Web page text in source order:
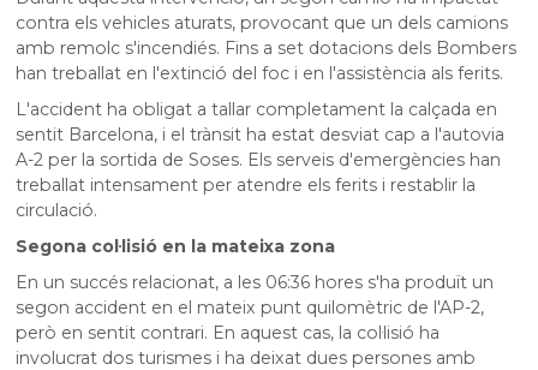
contra els vehicles aturats, provocant que un dels camions
amb remolc s'incendiés. Fins a set dotacions dels Bombers
han treballat en l'extinció del foc i en l'assistència als ferits.
L'accident ha obligat a tallar completament la calçada en
sentit Barcelona, i el trànsit ha estat desviat cap a l'autovia
A-2 per la sortida de Soses. Els serveis d'emergències han
treballat intensament per atendre els ferits i restablir la
circulació.
Segona col·lisió en la mateixa zona
En un succés relacionat, a les 06:36 hores s'ha produït un
segon accident en el mateix punt quilomètric de l'AP-2,
però en sentit contrari. En aquest cas, la col·lisió ha
involucrat dos turismes i ha deixat dues persones amb